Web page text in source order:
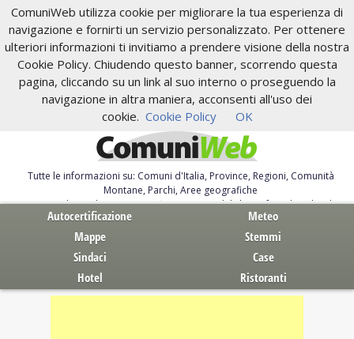
ComuniWeb utilizza cookie per migliorare la tua esperienza di
navigazione e fornirti un servizio personalizzato. Per ottenere
ulteriori informazioni ti invitiamo a prendere visione della nostra
Cookie Policy. Chiudendo questo banner, scorrendo questa
pagina, cliccando su un link al suo interno o proseguendo la
navigazione in altra maniera, acconsenti all'uso dei
cookie. Cookie Policy OK
Tutte le informazioni su: Comuni d'Italia, Province, Regioni, Comunità
Montane, Parchi, Aree geografiche
Servizi al Cittadino. Autocertificazione, moduli, leggi, free download
Autocertificazione
Meteo
Mappe
Stemmi
Sindaci
Case
Hotel
Ristoranti